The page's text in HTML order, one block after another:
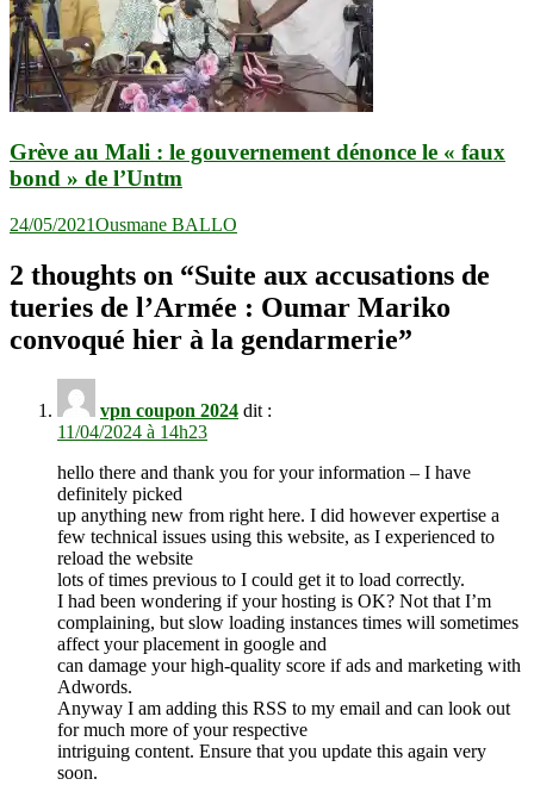
Grève au Mali : le gouvernement dénonce le « faux
bond » de l’Untm
24/05/2021Ousmane BALLO
2 thoughts on “Suite aux accusations de
tueries de l’Armée : Oumar Mariko
convoqué hier à la gendarmerie”
vpn coupon 2024 dit :
11/04/2024 à 14h23
hello there and thank you for your information – I have
definitely picked
up anything new from right here. I did however expertise a
few technical issues using this website, as I experienced to
reload the website
lots of times previous to I could get it to load correctly.
I had been wondering if your hosting is OK? Not that I’m
complaining, but slow loading instances times will sometimes
affect your placement in google and
can damage your high-quality score if ads and marketing with
Adwords.
Anyway I am adding this RSS to my email and can look out
for much more of your respective
intriguing content. Ensure that you update this again very
soon.